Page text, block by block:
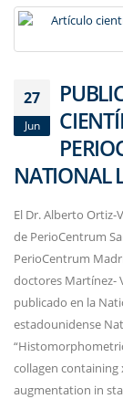
27
Jun
NATIONAL
El Dr. Alberto Ortiz-
de PerioCentrum
PerioCentrum
doctores Martínez-
publicado en la
estadounidense
collagen containing
augmentation in